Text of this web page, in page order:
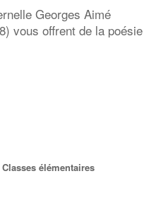
Georges Aimé
vous offrent de la poésie
Classes élémentaires